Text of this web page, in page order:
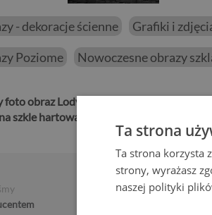
- dekoracje ścienne
Grafiki i
Poziome
Nowoczesne obrazy
foto obraz Lody
będzie idealnym
szkle hartowanym Lody
14 dnina
Ta strona
Ta strona korzysta
strony, wyrażasz
naszej polityki